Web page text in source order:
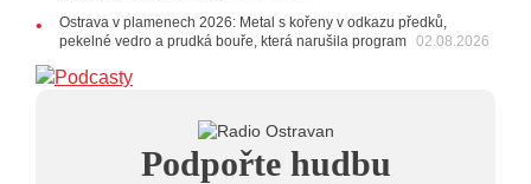
20:09
Na Novou Osmičku míří Bára Zmeková Trio.
Výrazná osobnost české alternativní scény zahraje ve
Frýdku-Místku
20.07.2026
Štěrkovna Open Music: Klubová scéna na festivalu
Ostrava v plamenech 2026: Metal s kořeny v odkazu předků,
pekelné vedro a prudká bouře, která narušila program 02.08.2026
Podpořte hudbu